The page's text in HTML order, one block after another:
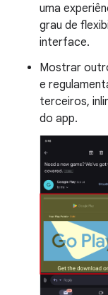
uma
grau de
interface.
Mostrar
e
terceiros,
do app.